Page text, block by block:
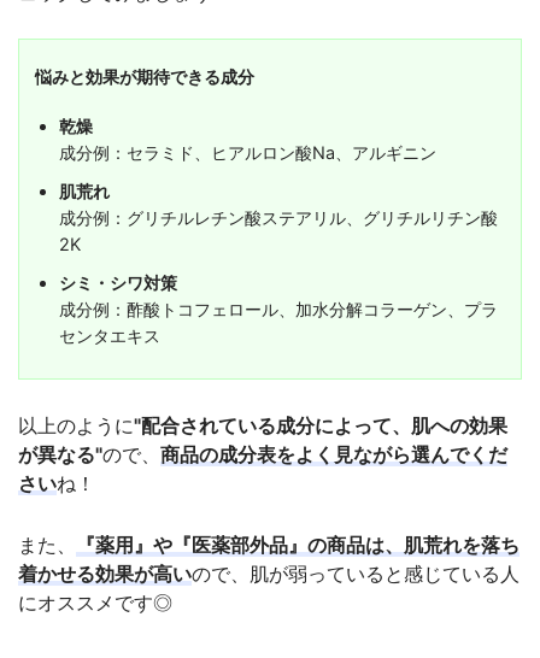
悩みと効果が期待できる成分
乾燥
成分例：セラミド、ヒアルロン酸Na、アルギニン
肌荒れ
成分例：グリチルレチン酸ステアリル、グリチルリチン酸
2K
シミ・シワ対策
成分例：酢酸トコフェロール、加水分解コラーゲン、プラ
センタエキス
以上のように"配合されている成分によって、肌への効果
が異なる"ので、 商品の成分表をよく見ながら選んでくだ
さいね！
また、
『薬用』や『医薬部外品』の商品は、肌荒れを落ち
着かせる効果が高いので、肌が弱っていると感じている人
にオススメです◎